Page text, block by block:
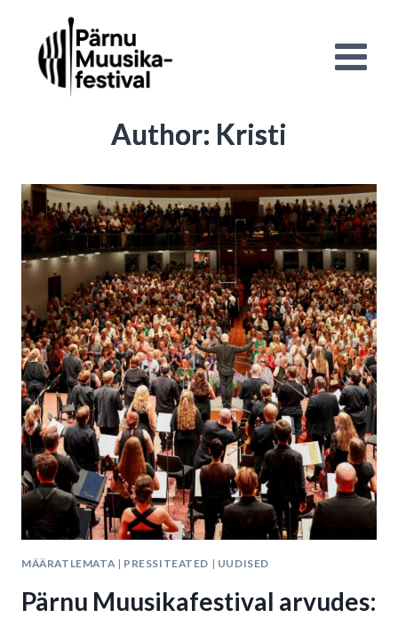
content
Author: Kristi
MÄÄRATLEMATA| PRESSITEATED | UUDISED
Pärnu Muusikafestival arvudes: